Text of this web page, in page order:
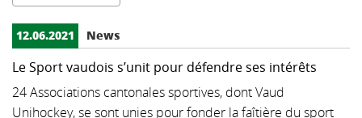
12.06.2021 News
Le Sport vaudois s’unit pour défendre ses intérêts
24 Associations cantonales sportives, dont Vaud
Unihockey, se sont unies pour fonder la faîtière du sport